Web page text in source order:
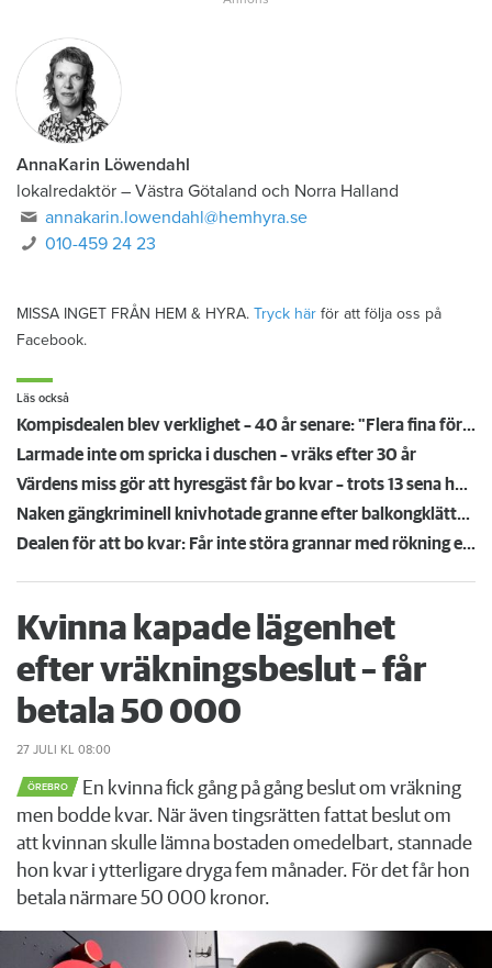
AnnaKarin Löwendahl
lokalredaktör – Västra Götaland och Norra Halland
annakarin.lowendahl@hemhyra.se
010-459 24 23
MISSA INGET FRÅN HEM & HYRA. Tryck här för att följa oss på
Facebook.
Läs också
Kompisdealen blev verklighet – 40 år senare: "Flera fina fördelar med att dela bostad"
Larmade inte om spricka i duschen – vräks efter 30 år
Värdens miss gör att hyresgäst får bo kvar – trots 13 sena hyror
Naken gängkriminell knivhotade granne efter balkongklättring
Dealen för att bo kvar: Får inte störa grannar med rökning eller utsätta dem för brandfara
Kvinna kapade lägenhet
efter vräkningsbeslut – får
betala 50 000
27 JULI KL 08:00
ÖREBRO
En kvinna fick gång på gång beslut om vräkning
men bodde kvar. När även tingsrätten fattat beslut om
att kvinnan skulle lämna bostaden omedelbart, stannade
hon kvar i ytterligare dryga fem månader. För det får hon
betala närmare 50 000 kronor.